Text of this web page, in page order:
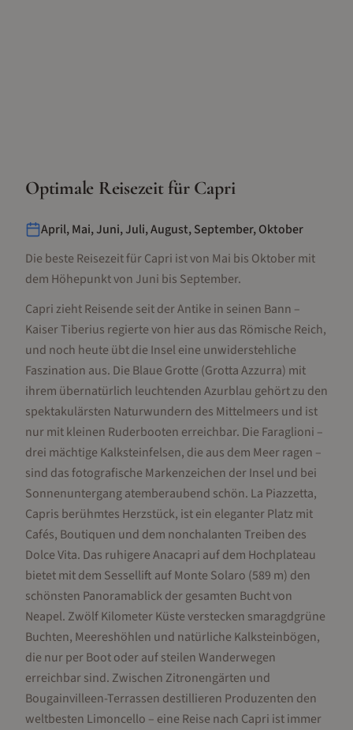
Optimale Reisezeit für Capri
April, Mai, Juni, Juli, August, September, Oktober
Die beste Reisezeit für Capri ist von Mai bis Oktober mit
dem Höhepunkt von Juni bis September.
Capri zieht Reisende seit der Antike in seinen Bann –
Kaiser Tiberius regierte von hier aus das Römische Reich,
und noch heute übt die Insel eine unwiderstehliche
Faszination aus. Die Blaue Grotte (Grotta Azzurra) mit
ihrem übernatürlich leuchtenden Azurblau gehört zu den
spektakulärsten Naturwundern des Mittelmeers und ist
nur mit kleinen Ruderbooten erreichbar. Die Faraglioni –
drei mächtige Kalksteinfelsen, die aus dem Meer ragen –
sind das fotografische Markenzeichen der Insel und bei
Sonnenuntergang atemberaubend schön. La Piazzetta,
Capris berühmtes Herzstück, ist ein eleganter Platz mit
Cafés, Boutiquen und dem nonchalanten Treiben des
Dolce Vita. Das ruhigere Anacapri auf dem Hochplateau
bietet mit dem Sessellift auf Monte Solaro (589 m) den
schönsten Panoramablick der gesamten Bucht von
Neapel. Zwölf Kilometer Küste verstecken smaragdgrüne
Buchten, Meereshöhlen und natürliche Kalksteinbögen,
die nur per Boot oder auf steilen Wanderwegen
erreichbar sind. Zwischen Zitronengärten und
Bougainvilleen-Terrassen destillieren Produzenten den
weltbesten Limoncello – eine Reise nach Capri ist immer